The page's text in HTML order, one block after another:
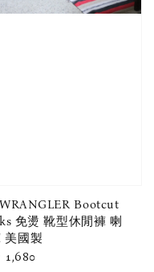
Bootcut
免燙 靴型休閒褲 喇
美國製
1,680